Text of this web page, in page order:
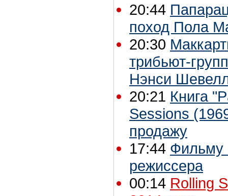
20:44
поход Пола
20:30
трибьют-
Нэнси
20:21 Книга
Sessions
продажу
17:44 Фильму
режиссера
00:14 Rolling